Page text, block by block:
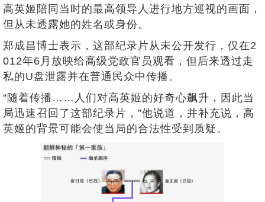
高英姬陪同当时的最高领导人进行地方巡视的画面，
但从未透露她的姓名或身份。
郑成昌博士表示，这部纪录片从未公开发行，仅在2
012年6月放映给高级党政官员观看，但后来透过走
私的U盘泄露并在普通民众中传播。
“随着传播……人们对高英姬的好奇心飙升，因此当
局迅速召回了这部纪录片，”他说道，并补充说，高
英姬的背景可能会使当局的合法性受到质疑。